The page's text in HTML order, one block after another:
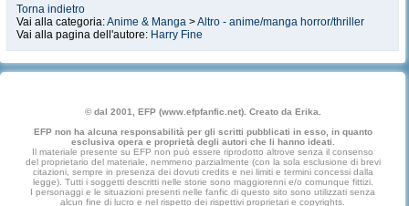
Torna indietro
Vai alla categoria:Anime & Manga >Altro - anime/manga horror/thriller
Vai alla pagina dell'autore: Harry Fine
© dal 2001, EFP (www.efpfanfic.net). Creato da Erika.
EFP non ha alcuna responsabilità per gli scritti pubblicati in esso, in quanto
esclusiva opera e proprietà degli autori che li hanno ideati.
Il materiale presente su EFP non può essere riprodotto altrove senza il consenso
del proprietario del materiale, nemmeno parzialmente (con la sola esclusione di brevi
citazioni, sempre in presenza dei dovuti credits e nei limiti e termini concessi dalla
legge). Tutti i soggetti descritti nelle storie sono maggiorenni e/o comunque fittizi.
I personaggi e le situazioni presenti nelle fanfic di questo sito sono utilizzati senza
alcun fine di lucro e nel rispetto dei rispettivi proprietari e copyrights.